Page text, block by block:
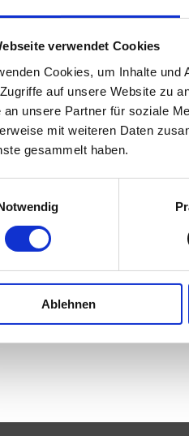
verwendet Cookies
Cookies, um Inhalte und
auf unsere Website zu
an unsere Partner für soziale
mit weiteren Daten
gesammelt haben.
Ablehnen
Leider wurden